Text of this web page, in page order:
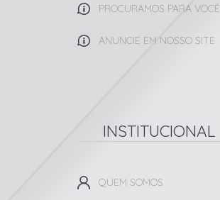
PROCURAMOS PARA VOCÊ
ANUNCIE EM NOSSO SITE
INSTITUCIONAL
QUEM SOMOS